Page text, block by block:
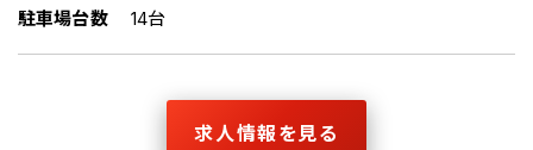
駐車場台数 14台
求人情報を見る